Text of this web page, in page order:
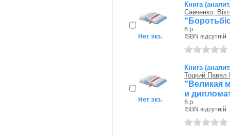
Нет экз.
Книга
Савченко,
б.р.
ISBN відсутній
Нет экз.
Книга
Тоцкий Павел
"Великая
и
б.р.
ISBN відсутній